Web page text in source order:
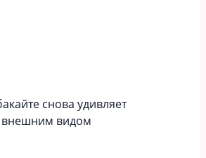
снова удивляет
внешним видом